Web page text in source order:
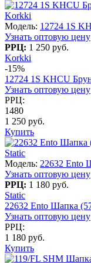
Korkki
Модель: 12724 1S
Узнать оптовую цену
РРЦ: 1 250 руб.
Korkki
-15%
12724 1S KHCU
Узнать оптовую цену
РРЦ:
1480
1 250 руб.
Купить
Static
Модель: 22632 Ento
Узнать оптовую цену
РРЦ: 1 180 руб.
Static
22632 Ento Шапка
Узнать оптовую цену
РРЦ:
1 180 руб.
Купить